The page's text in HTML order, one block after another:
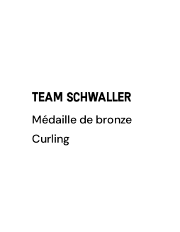
Team Schwaller
Médaille de bronze
Curling